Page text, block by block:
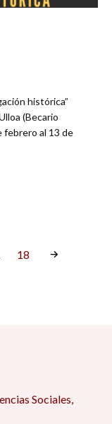
histórica”
(Becario
febrero al 13 de
18
Sociales,